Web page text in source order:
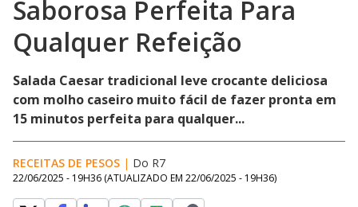
Saborosa Perfeita Para
Qualquer Refeição
Salada Caesar tradicional leve crocante deliciosa
com molho caseiro muito fácil de fazer pronta em
15 minutos perfeita para qualquer...
RECEITAS DE PESOS | Do R7
22/06/2025 - 19H36 (ATUALIZADO EM 22/06/2025 - 19H36)